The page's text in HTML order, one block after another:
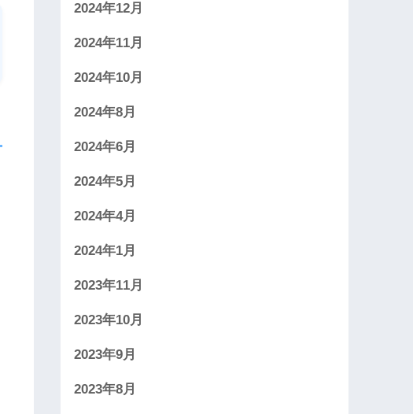
2024年12月
2024年11月
2024年10月
2024年8月
2024年6月
2024年5月
2024年4月
2024年1月
2023年11月
2023年10月
2023年9月
2023年8月